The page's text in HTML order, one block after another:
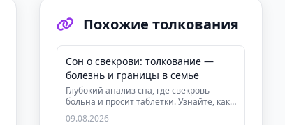
Похожие толкования
Сон о свекрови: толкование —
болезнь и границы в семье
Глубокий анализ сна, где свекровь
больна и просит таблетки. Узнайте, как
символы уязвимости и контро...
09.08.2026